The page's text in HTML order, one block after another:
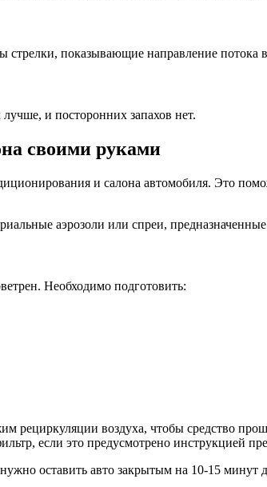
показывающие направление потока
и посторонних запахов нет.
своими руками
и салона автомобиля. Это
аэрозоли или спреи,
Необходимо подготовить:
рециркуляции воздуха, чтобы средство
если это предусмотрено инструкцией
оставить авто закрытым на 10-15 минут